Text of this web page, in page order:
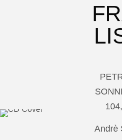
Andrè